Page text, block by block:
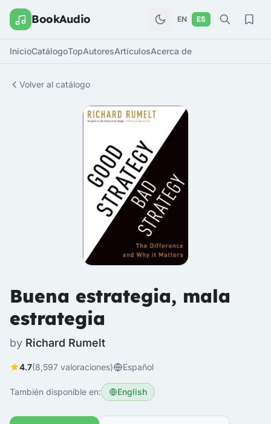
BookAudio EN ES
InicioCatálogoTopAutoresArtículosAcerca de
Volver al catálogo
Buena estrategia, mala
estrategia
by Richard Rumelt
4.7(8,597 valoraciones) Español
También disponible en: English